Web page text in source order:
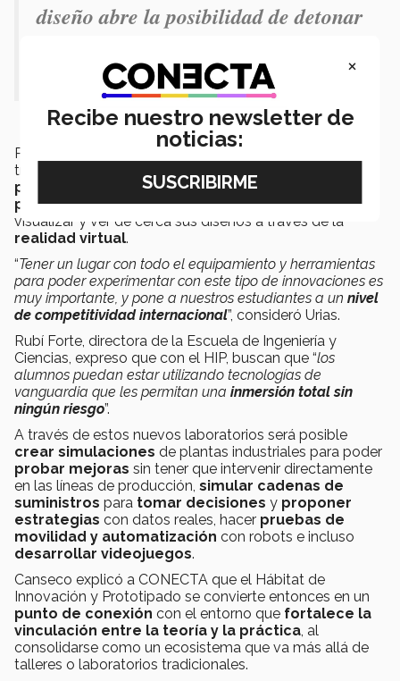
diseño abre la posibilidad de detonar
interesantes”.- Diana Urias
Para las carreras de la EAAD, estos espacios permitirán
trabajar con diferentes
proyecciones en tiempo realde sus dibujos,
prototiposcon tecnología de punta, e incluso
visualizar y ver de cerca sus diseños a través de la
realidad virtual.
“Tener un lugar con todo el equipamiento y herramientas
para poder experimentar con este tipo de innovaciones es
muy importante, y pone a nuestros estudiantes a un nivel
de competitividad internacional”, consideró Urias.
Rubí Forte, directora de la Escuela de Ingeniería y
Ciencias, expreso que con el HIP, buscan que “los
alumnos puedan estar utilizando tecnologías de
vanguardia que les permitan una inmersión total sin
ningún riesgo”.
A través de estos nuevos laboratorios será posible
crear simulaciones de plantas industriales para poder
probar mejoras sin tener que intervenir directamente
en las líneas de producción, simular cadenas de
suministros para tomar decisiones y proponer
estrategias con datos reales, hacer pruebas de
movilidad y automatización con robots e incluso
desarrollar videojuegos.
Canseco explicó a CONECTA que el Hábitat de
Innovación y Prototipado se convierte entonces en un
punto de conexión con el entorno que fortalece la
vinculación entre la teoría y la práctica, al
consolidarse como un ecosistema que va más allá de
talleres o laboratorios tradicionales.
×
Recibe nuestro newsletter de
noticias: